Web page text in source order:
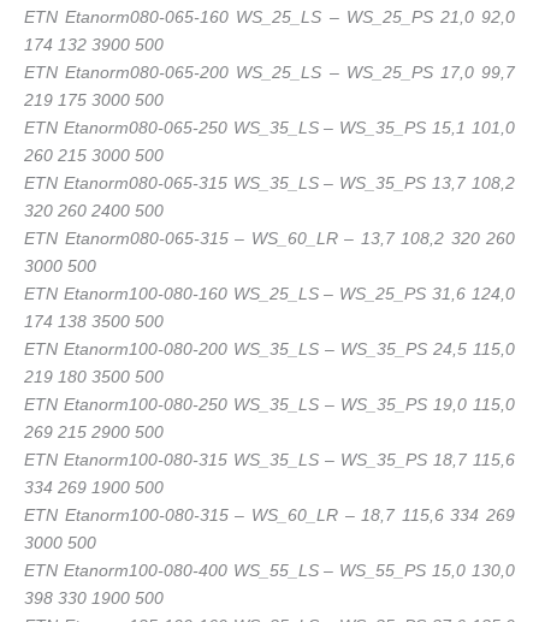
ETN Etanorm080-065-160 WS_25_LS – WS_25_PS 21,0 92,0
174 132 3900 500
ETN Etanorm080-065-200 WS_25_LS – WS_25_PS 17,0 99,7
219 175 3000 500
ETN Etanorm080-065-250 WS_35_LS – WS_35_PS 15,1 101,0
260 215 3000 500
ETN Etanorm080-065-315 WS_35_LS – WS_35_PS 13,7 108,2
320 260 2400 500
ETN Etanorm080-065-315 – WS_60_LR – 13,7 108,2 320 260
3000 500
ETN Etanorm100-080-160 WS_25_LS – WS_25_PS 31,6 124,0
174 138 3500 500
ETN Etanorm100-080-200 WS_35_LS – WS_35_PS 24,5 115,0
219 180 3500 500
ETN Etanorm100-080-250 WS_35_LS – WS_35_PS 19,0 115,0
269 215 2900 500
ETN Etanorm100-080-315 WS_35_LS – WS_35_PS 18,7 115,6
334 269 1900 500
ETN Etanorm100-080-315 – WS_60_LR – 18,7 115,6 334 269
3000 500
ETN Etanorm100-080-400 WS_55_LS – WS_55_PS 15,0 130,0
398 330 1900 500